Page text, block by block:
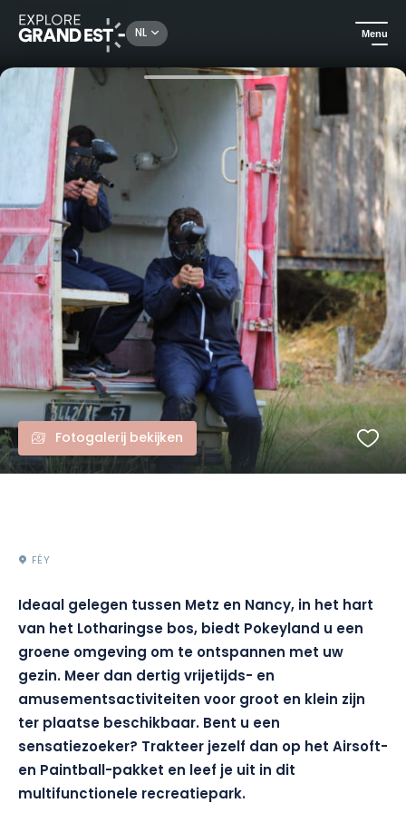
NL Menu
Kijk je ogen uit in de Grand Est Pokeyland - Paintball & Airsoft
Fotogalerij bekijken
FÉY
Ideaal gelegen tussen Metz en Nancy, in het hart
van het Lotharingse bos, biedt Pokeyland u een
groene omgeving om te ontspannen met uw
gezin. Meer dan dertig vrijetijds- en
amusementsactiviteiten voor groot en klein zijn
ter plaatse beschikbaar. Bent u een
sensatiezoeker? Trakteer jezelf dan op het Airsoft-
en Paintball-pakket en leef je uit in dit
multifunctionele recreatiepark.